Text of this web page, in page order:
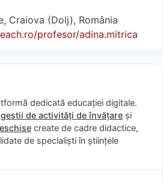
Craiova (Dolj), România
profesor/adina.mitrica
dedicată educației digitale.
de activități de învățare și
create de cadre didactice,
de specialiști în științele